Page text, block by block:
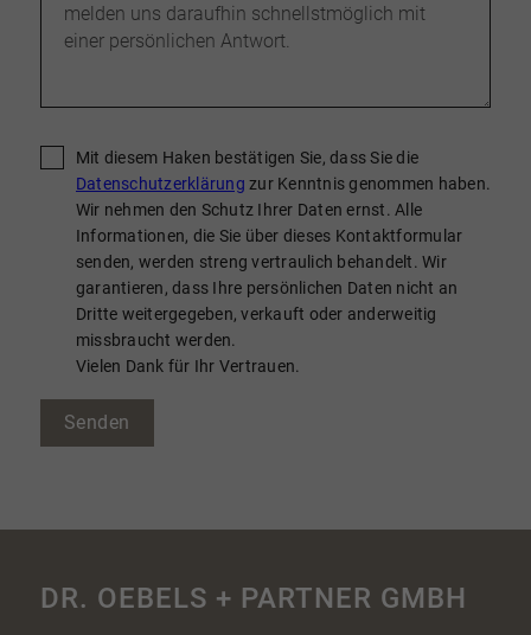
Mit diesem Haken bestätigen Sie, dass Sie die
Datenschutzerklärung zur Kenntnis genommen haben.
Wir nehmen den Schutz Ihrer Daten ernst. Alle
Informationen, die Sie über dieses Kontaktformular
senden, werden streng vertraulich behandelt. Wir
garantieren, dass Ihre persönlichen Daten nicht an
Dritte weitergegeben, verkauft oder anderweitig
missbraucht werden.
Vielen Dank für Ihr Vertrauen.
Senden
DR. OEBELS + PARTNER GMBH